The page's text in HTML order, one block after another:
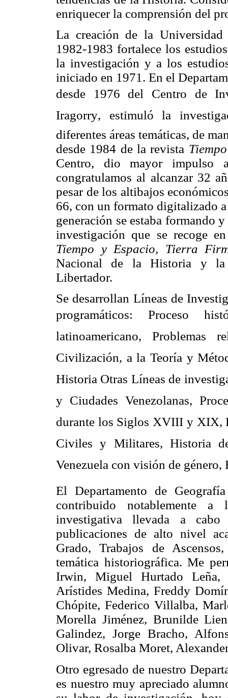
enriquecer la comprensión del
La creación de la Universidad
1982-1983 fortalece los
la investigación y a los
iniciado en 1971. En el
desde 1976 del Centro de
Iragorry, estimuló la
diferentes áreas temáticas, de
desde 1984 de la revista
Centro, dio mayor impulso
congratulamos al alcanzar 32
pesar de los altibajos
66, con un formato digitalizado
generación se estaba formando
investigación que se recoge
Tiempo y Espacio, Tierra
Nacional de la Historia y la
Libertador.
Se desarrollan Líneas de
programáticos: Proceso
latinoamericano,
Civilización, a la Teoría y
Historia Otras Líneas de
y Ciudades Venezolanas,
durante los Siglos XVIII y XIX,
Civiles y Militares, Historia
Venezuela con visión de género,
El Departamento de
contribuido notablemente
investigativa llevada a
publicaciones de alto nivel
Grado, Trabajos de
temática historiográfica. Me
Irwin, Miguel Hurtado Leña,
Arístides Medina, Freddy
Chópite, Federico Villalba,
Morella Jiménez, Brunilde
Galindez, Jorge Bracho,
Olivar, Rosalba Moret,
Otro egresado de nuestro
es nuestro muy apreciado